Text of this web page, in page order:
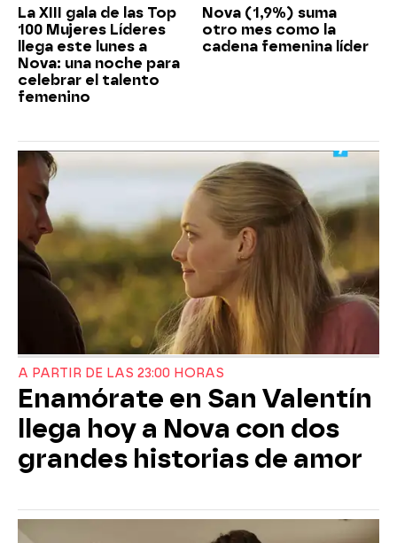
La XIII gala de las Top
100 Mujeres Líderes
llega este lunes a
Nova: una noche para
celebrar el talento
femenino
Nova (1,9%) suma
otro mes como la
cadena femenina líder
A PARTIR DE LAS 23:00 HORAS
Enamórate en San Valentín
llega hoy a Nova con dos
grandes historias de amor